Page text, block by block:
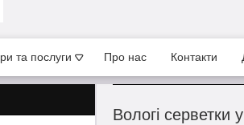
та послуги Про нас Контакти
Вологі серветки